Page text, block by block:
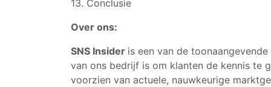
13. Conclusie
Over ons:
SNS Insider is een van de
van ons bedrijf is om klanten de kennis te
voorzien van actuele, nauwkeurige